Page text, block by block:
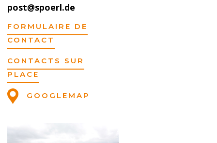
post@spoerl.de
FORMULAIRE DE
CONTACT
CONTACTS SUR
PLACE
GOOGLEMAP